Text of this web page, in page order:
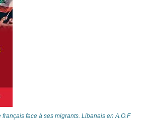
français face à ses migrants. Libanais en A.O.F